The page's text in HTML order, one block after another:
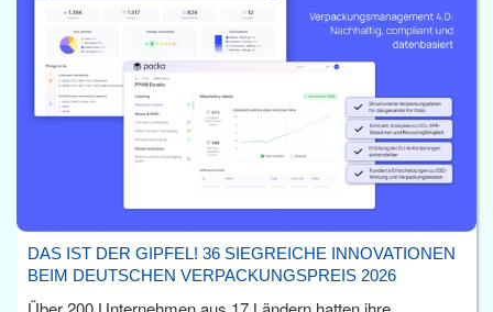
DAS IST DER GIPFEL! 36 SIEGREICHE INNOVATIONEN
BEIM DEUTSCHEN VERPACKUNGSPREIS 2026